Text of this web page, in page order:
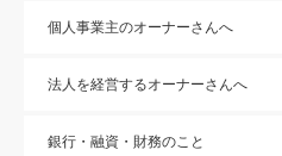
個人事業主のオーナーさんへ
法人を経営するオーナーさんへ
銀行・融資・財務のこと